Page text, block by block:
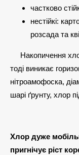
частково
нестійкі:
розсада та
Накопичення
тоді виникає
нітроамофоска,
шарі ґрунту, хлор
Хлор дуже
пригнічує ріст